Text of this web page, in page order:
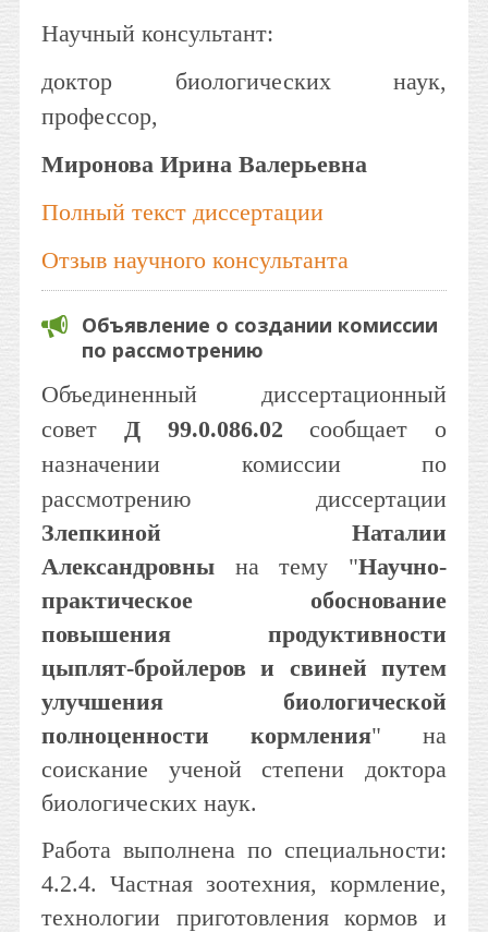
Научный консультант:
доктор биологических наук,
профессор,
Миронова Ирина Валерьевна
Полный текст диссертации
Отзыв научного консультанта
Объявление о создании комиссии
по рассмотрению
Объединенный диссертационный
совет Д 99.0.086.02 сообщает о
назначении комиссии по
рассмотрению диссертации
Злепкиной Наталии
Александровны на тему "Научно-
практическое обоснование
повышения продуктивности
цыплят-бройлеров и свиней путем
улучшения биологической
полноценности кормления" на
соискание ученой степени доктора
биологических наук.
Работа выполнена по специальности:
4.2.4. Частная зоотехния, кормление,
технологии приготовления кормов и